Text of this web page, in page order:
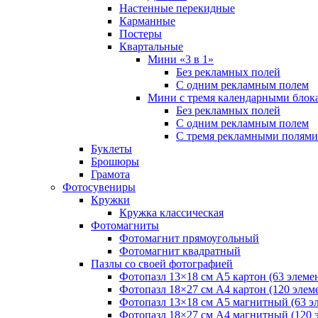
Настенные перекидные
Карманные
Постеры
Квартальные
Мини «3 в 1»
Без рекламных полей
С одним рекламным полем
Мини с тремя календарными
Без рекламных полей
С одним рекламным полем
С тремя рекламными полями
Буклеты
Брошюры
Грамота
Фотосувениры
Кружки
Кружка классическая
Фотомагниты
Фотомагнит прямоугольный
Фотомагнит квадратный
Пазлы со своей фотографией
Фотопазл 13×18 см А5 картон (63
Фотопазл 18×27 см А4 картон (120
Фотопазл 13×18 см А5 магнитный (63
Фотопазл 18×27 см А4 магнитный (120